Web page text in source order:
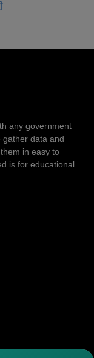
any government
data and
in easy to
is for educational